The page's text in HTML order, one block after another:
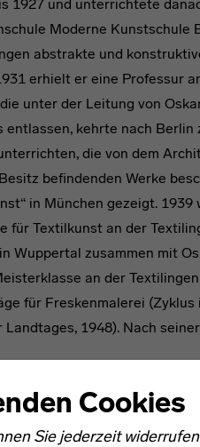
Cookies
Sie jederzeit
1927 und unterrichtete
Moderne Kunstschule
abstrakte und
erhielt er eine Professur
unter der Leitung von
kehrte nach
die von dem
befindenden Werke
in München gezeigt.
für Textilkunst an der
Wuppertal zusammen mit
an der
für Freskenmalerei
1948). Nach
Bauhaus. Albers, Feininger, Itten,